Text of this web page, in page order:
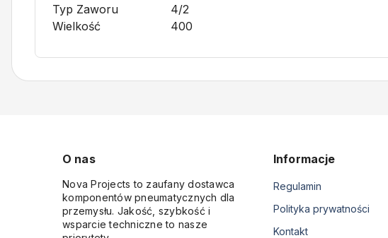
Typ Zaworu
4/2
Wielkość
400
O nas
Nova Projects to zaufany dostawca
komponentów pneumatycznych dla
przemysłu. Jakość, szybkość i
wsparcie techniczne to nasze
Informacje
Regulamin
Polityka prywatności
Kontakt